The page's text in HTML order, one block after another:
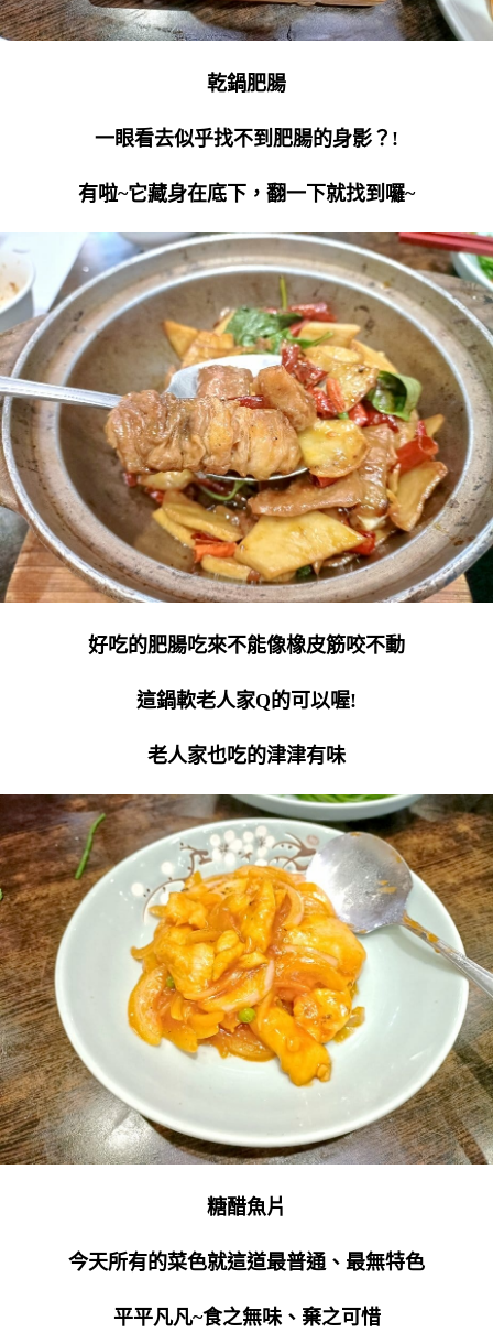
乾鍋肥腸
一眼看去似乎找不到肥腸的身影？!
有啦~它藏身在底下，翻一下就找到囉~
好吃的肥腸吃來不能像橡皮筋咬不動
這鍋軟老人家Q的可以喔!
老人家也吃的津津有味
糖醋魚片
今天所有的菜色就這道最普通、最無特色
平平凡凡~食之無味、棄之可惜